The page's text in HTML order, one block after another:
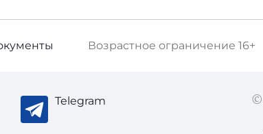
Возрастное ограничение 16+
Telegram